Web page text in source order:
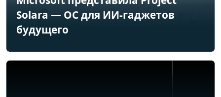
Solara — ОС для ИИ-гаджетов
будущего